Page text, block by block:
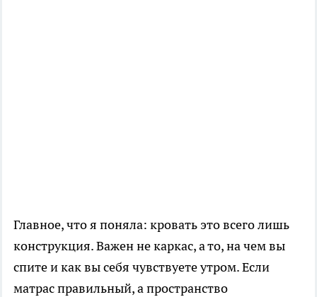
Главное, что я поняла: кровать это всего лишь
конструкция. Важен не каркас, а то, на чем вы
спите и как вы себя чувствуете утром. Если
матрас правильный, а пространство